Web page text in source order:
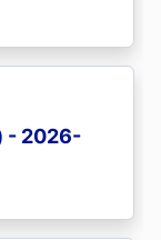
- 2026-